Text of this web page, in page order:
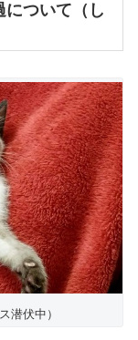
ついて（し
潜伏中）